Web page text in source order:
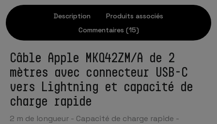
Description
Produits associés
Commentaires (15)
Câble Apple MKQ42ZM/A de 2
mètres avec connecteur USB-C
vers Lightning et capacité de
charge rapide
2 m de longueur - Capacité de charge rapide -